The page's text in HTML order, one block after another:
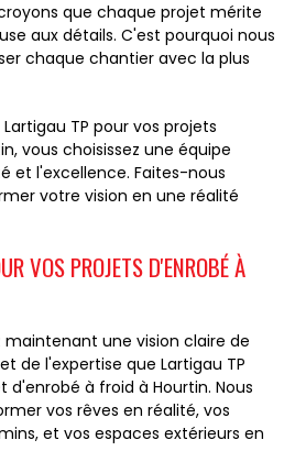
que chaque projet mérite
aux détails. C'est pourquoi nous
chaque chantier avec la plus
TP pour vos projets
vous choisissez une équipe
et l'excellence. Faites-nous
votre vision en une réalité
VOS PROJETS D'ENROBÉ À
maintenant une vision claire de
de l'expertise que Lartigau TP
à froid à Hourtin. Nous
vos rêves en réalité, vos
et vos espaces extérieurs en